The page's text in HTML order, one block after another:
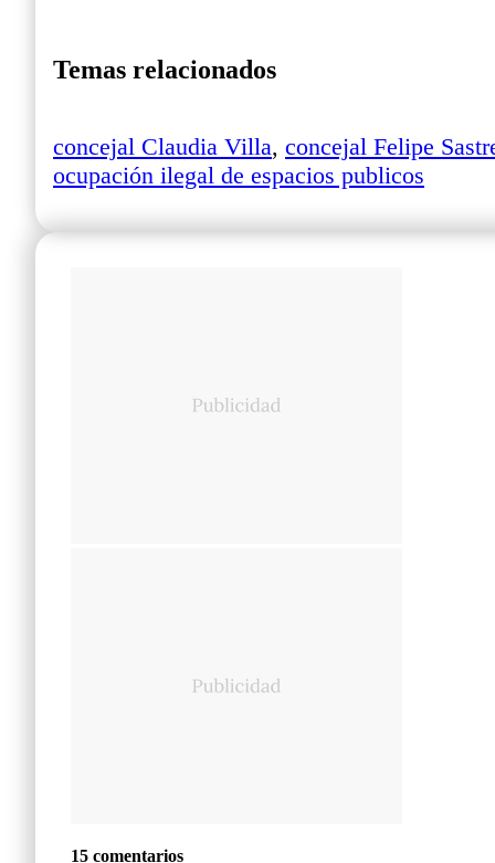
Temas relacionados
concejal Claudia Villa, concejal Felipe
ocupación ilegal de espacios publicos
15 comentarios